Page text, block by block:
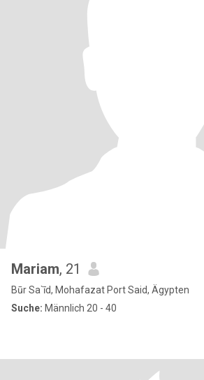
Mariam, 21
Būr Sa`īd, Mohafazat Port Said, Ägypten
Suche: Männlich 20 - 40